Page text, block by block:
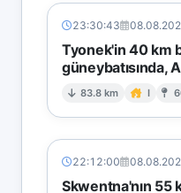
23:30:43
Tyonek'in 40 km
güneybatısında,
83.8 km I
22:12:00
Skwentna'nın 55